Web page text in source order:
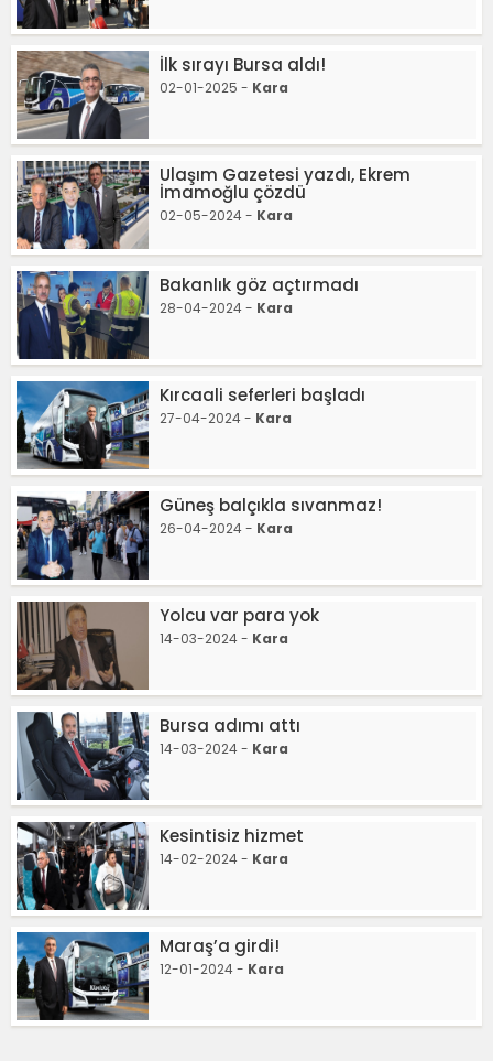
İlk sırayı Bursa aldı!
02-01-2025 - Kara
Ulaşım Gazetesi yazdı, Ekrem
İmamoğlu çözdü
02-05-2024 - Kara
Bakanlık göz açtırmadı
28-04-2024 - Kara
Kırcaali seferleri başladı
27-04-2024 - Kara
Güneş balçıkla sıvanmaz!
26-04-2024 - Kara
Yolcu var para yok
14-03-2024 - Kara
Bursa adımı attı
14-03-2024 - Kara
Kesintisiz hizmet
14-02-2024 - Kara
Maraş’a girdi!
12-01-2024 - Kara